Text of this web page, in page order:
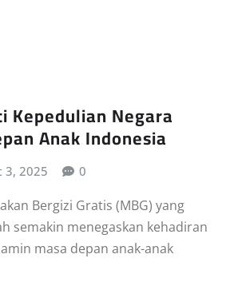
Kepedulian Negara
Anak Indonesia
3, 2025 0
Bergizi Gratis (MBG) yang
semakin menegaskan kehadiran
masa depan anak-anak